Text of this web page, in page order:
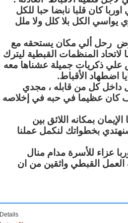
كان قلبا نابضا حبا للكل
يواسي الكل بلا كلل ولا ملل
رحل ألي مكان يستحقه مع
المنظمات القبطية ليترك
علي ذكريات جميلة عشناها معه
اضطهاد الأقباط.
داخل كل من قابله ، مجدي
عظيما في حبه في إخلاصه
بمكانه اللائق بين
بخطواتك لنكمل عملنا
عزاء للأسرة مدام منال
العمل القبطي واثقين من ان
Details